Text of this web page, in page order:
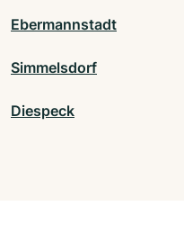
Ebermannstadt
Simmelsdorf
Diespeck